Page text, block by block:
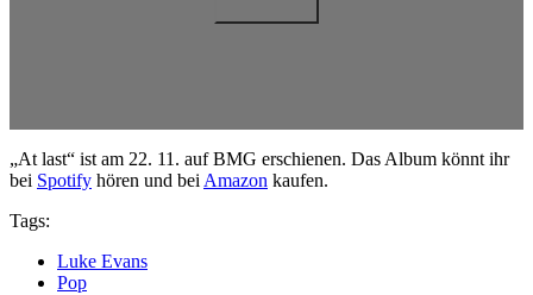
„At last“ ist am 22. 11. auf BMG erschienen. Das Album könnt ihr
bei Spotify hören und bei Amazon kaufen.
Tags:
Luke Evans
Pop